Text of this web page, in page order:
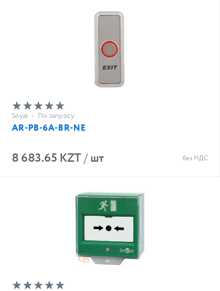
Soyal • По запросу
AR-PB-6A-BR-NE
8 683.65 KZT/шт без НДС